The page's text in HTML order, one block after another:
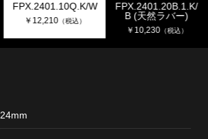
FPX.2401.10Q.K/W
￥ 12,210（税込）
FPX.2401.20B.1.K/
B (天然ラバー)
￥ 10,230 （税込）
24mm